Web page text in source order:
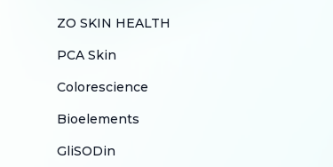
ZO SKIN HEALTH
PCA Skin
Colorescience
Bioelements
GliSODin